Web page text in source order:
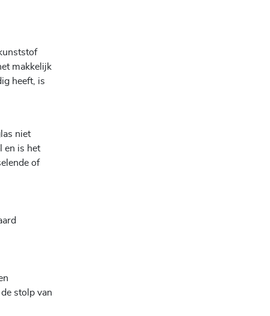
makkelijk
heeft, is
niet
en is het
of
stolp van